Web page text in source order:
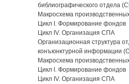
библиографического отдела
Макросхема
Цикл Ι. Формирование фондов
Цикл IV. Организация СПА
Организационная структура
конъюнктурной информации
Макросхема
Цикл Ι. Формирование фондов
Цикл IV. Организация СПА